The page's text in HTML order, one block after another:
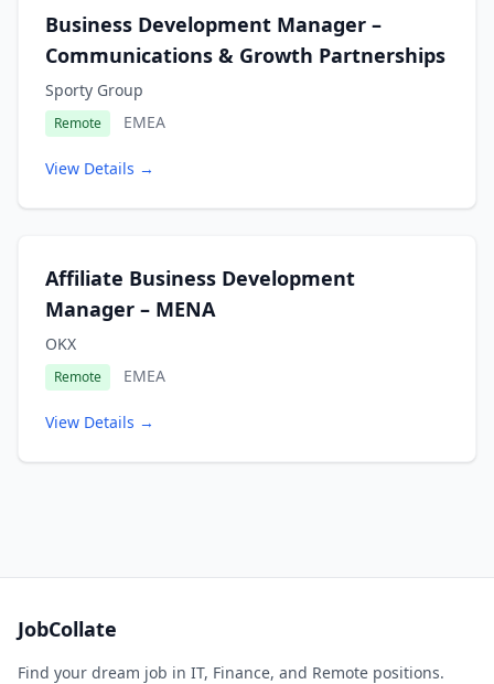
Business Development Manager –
Communications & Growth Partnerships
Sporty Group
Remote EMEA
View Details →
Affiliate Business Development
Manager – MENA
OKX
Remote EMEA
View Details →
JobCollate
Find your dream job in IT, Finance, and Remote positions.